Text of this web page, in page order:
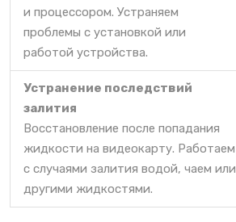
и процессором. Устраняем
проблемы с установкой или
работой устройства.
Устранение последствий
залития
Восстановление после попадания
жидкости на видеокарту. Работаем
с случаями залития водой, чаем или
другими жидкостями.